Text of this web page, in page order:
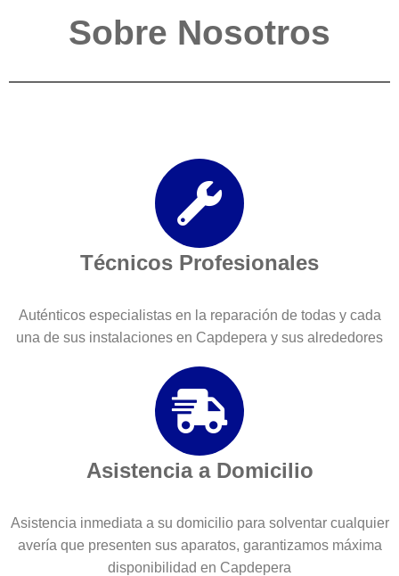
Sobre Nosotros
Técnicos Profesionales
Auténticos especialistas en la reparación de todas y cada
una de sus instalaciones en Capdepera y sus alrededores
Asistencia a Domicilio
Asistencia inmediata a su domicilio para solventar cualquier
avería que presenten sus aparatos, garantizamos máxima
disponibilidad en Capdepera